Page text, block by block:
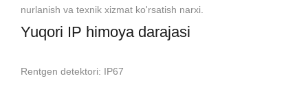
nurlanish va texnik xizmat ko'rsatish narxi.
Yuqori IP himoya darajasi
Rentgen detektori: IP67